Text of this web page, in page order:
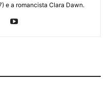
e a romancista Clara Dawn.